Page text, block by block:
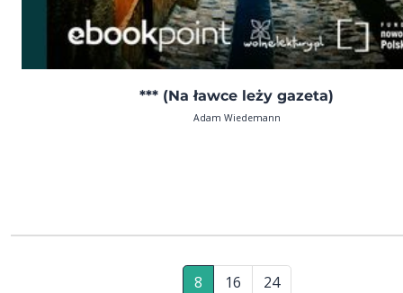
*** (Na ławce leży gazeta)
Adam Wiedemann
8 16 24